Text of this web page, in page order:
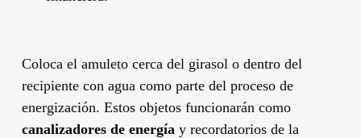
Coloca el amuleto cerca del girasol o dentro del
recipiente con agua como parte del proceso de
energización. Estos objetos funcionarán como
canalizadores de energía y recordatorios de la